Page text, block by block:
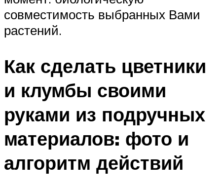
совместимость выбранных Вами
растений.
Как сделать цветники
и клумбы своими
руками из подручных
материалов: фото и
алгоритм действий